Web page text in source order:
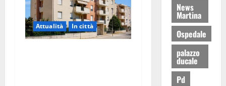
Attualità In città
News
Martina
Ospedale
palazzo
ducale
Pd